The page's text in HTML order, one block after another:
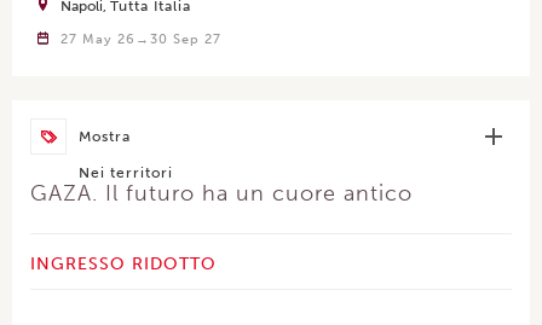
Napoli Tutta Italia
27 May 26 30 Sep 27
Mostra
Nei territori
GAZA. Il futuro ha un cuore antico
INGRESSO RIDOTTO